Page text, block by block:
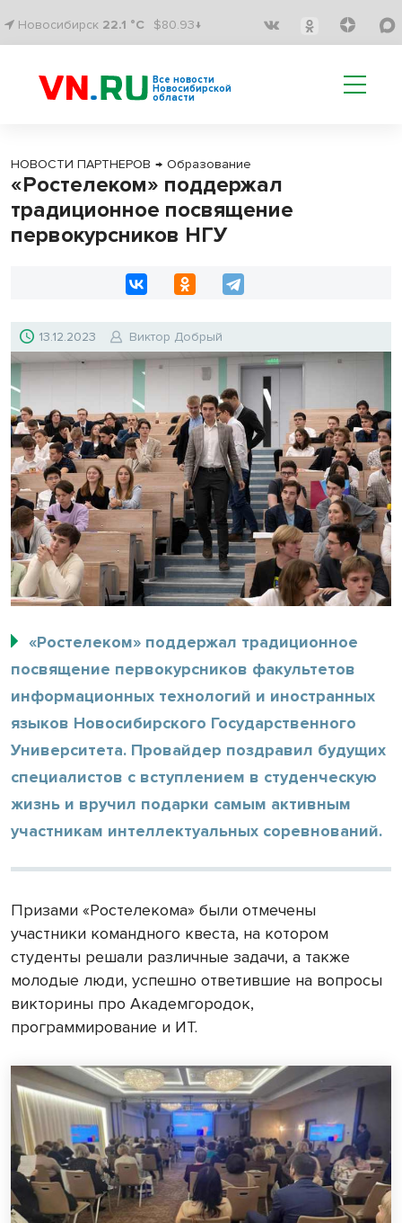
Новосибирск 22.1 °C $80.93↓
Все новости
Новосибирской
области
НОВОСТИ ПАРТНЕРОВ → Образование
«Ростелеком» поддержал
традиционное посвящение
первокурсников НГУ
13.12.2023 Виктор Добрый
«Ростелеком» поддержал традиционное
посвящение первокурсников факультетов
информационных технологий и иностранных
языков Новосибирского Государственного
Университета. Провайдер поздравил будущих
специалистов с вступлением в студенческую
жизнь и вручил подарки самым активным
участникам интеллектуальных соревнований.
Призами «Ростелекома» были отмечены
участники командного квеста, на котором
студенты решали различные задачи, а также
молодые люди, успешно ответившие на вопросы
викторины про Академгородок,
программирование и ИТ.